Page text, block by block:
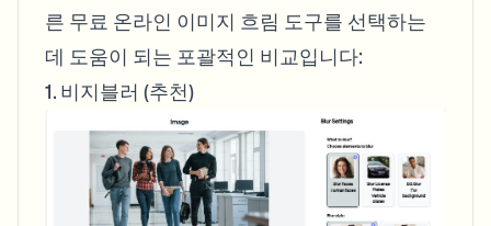
른 무료 온라인 이미지 흐림 도구를 선택하는
데 도움이 되는 포괄적인 비교입니다:
1. 비지블러 (추천)